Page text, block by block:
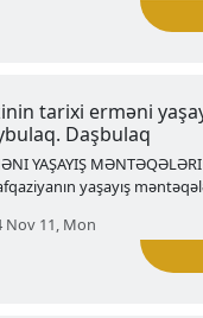
Şəkinin tarixi
Kiş
ERMƏNI YAŞAYIŞ
2024 Oct 21, Mon